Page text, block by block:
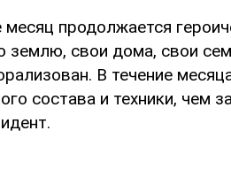
месяц продолжается
землю, свои дома, свои
В течение
состава и техники, чем